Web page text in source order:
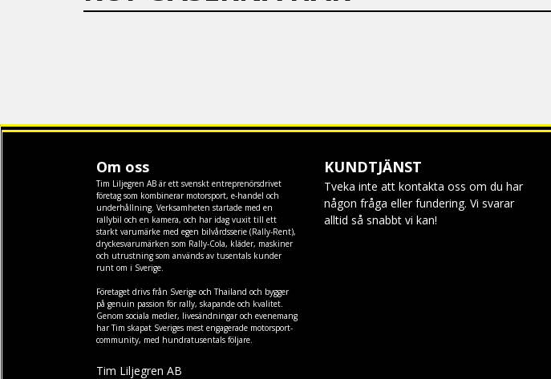
Om oss
Tim Liljegren AB är ett svenskt entreprenörsdrivet
företag som kombinerar motorsport, e-handel och
underhållning. Verksamheten startade med en
rallybil och en kamera, och har idag vuxit till ett
starkt varumärke med egen bilvårdsserie (Rally-Rent),
dryckesvarumärken som Rally-Cola, kläder, maskiner
och utrustning som används av tusentals kunder
runt om i Sverige.
Företaget drivs från Sverige och Thailand och bygger
på genuin passion för rally, skapande och kvalitet.
Genom sociala medier, livesändningar och evenemang
har Tim skapat Sveriges mest engagerade motorsport-
community, med hundratusentals följare.
Tim Liljegren AB
KUNDTJÄNST
Tveka inte att kontakta oss om du har
någon fråga eller fundering. Vi svarar
alltid så snabbt vi kan!